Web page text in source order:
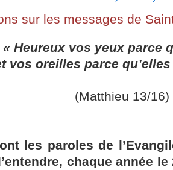
sur les messages de
« Heureux vos yeux parce
vos oreilles parce
(Matthieu 13/16)
les paroles de
chaque année